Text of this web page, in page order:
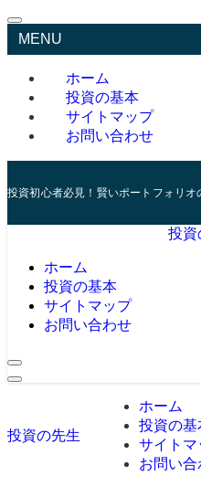
MENU
ホーム
投資の基本
サイトマップ
お問い合わせ
投資初心者必見！賢いポートフォリオ
投資
ホーム
投資の基本
サイトマップ
お問い合わせ
投資の先生
ホーム
投資の基
サイトマ
お問い合